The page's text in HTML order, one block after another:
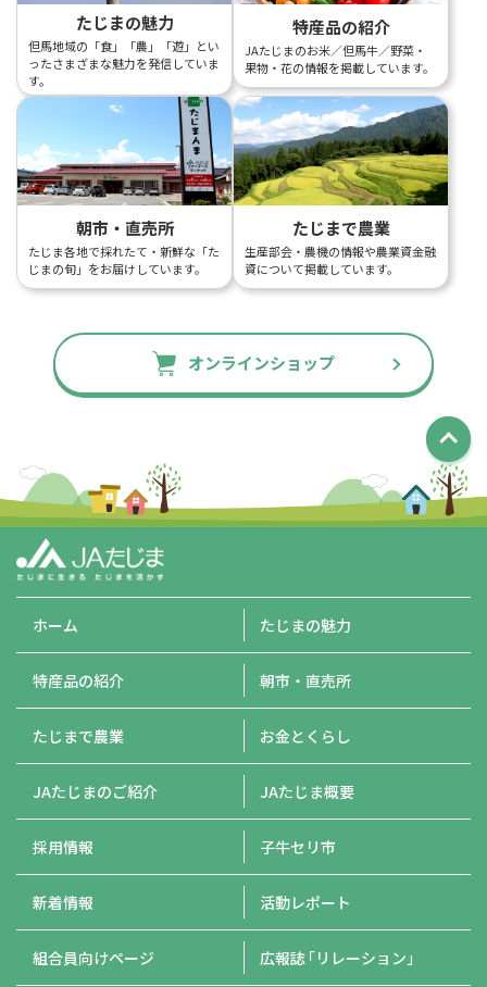
たじまの魅力
但馬地域の「食」「農」「遊」とい
ったさまざまな魅力を発信していま
す。
特産品の紹介
JAたじまのお米／但馬牛／野菜・
果物・花の情報を掲載しています。
朝市・直売所
たじま各地で採れたて・新鮮な「た
じまの旬」をお届けしています。
たじまで農業
生産部会・農機の情報や農業資金融
資について掲載しています。
オンラインショップ
ホーム たじまの魅力
特産品の紹介 朝市・直売所
たじまで農業 お金とくらし
JAたじまのご紹介 JAたじま概要
採用情報 子牛セリ市
新着情報 活動レポート
組合員向けページ 広報誌「リレーション」